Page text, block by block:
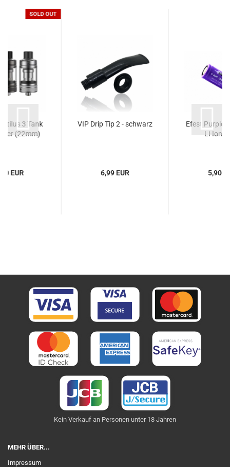
SOLD OUT
3 Tank
(22mm)
EUR
VIP Drip Tip 2 - schwarz
6,99 EUR
Efest Purple
Li-Ion-
5,90
Kein Verkauf an Personen unter 18 Jahren
MEHR ÜBER...
Impressum